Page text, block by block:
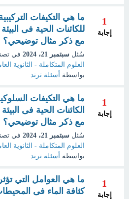
1
إجابة
ما هي التكيفات
للكائنات الحية فى البيئة
مع ذكر مثال توضيحي؟
سُئل سبتمبر 21، 2024
في
العلوم المتكاملة - الثانوية
بواسطة أسئلة ترند
1
إجابة
ما هي التكيفات
الكائنات الحية فى البيئة
مع ذكر مثال توضيحي؟
سُئل سبتمبر 21، 2024
في
العلوم المتكاملة - الثانوية
بواسطة أسئلة ترند
1
إجابة
ما هي العوامل التي
كثافة الماء فى